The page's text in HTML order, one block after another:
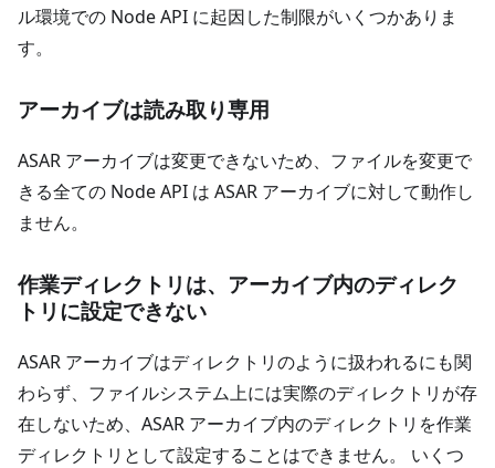
ル環境での Node API に起因した制限がいくつかありま
す。
アーカイブは読み取り専用
ASAR アーカイブは変更できないため、ファイルを変更で
きる全ての Node API は ASAR アーカイブに対して動作し
ません。
作業ディレクトリは、アーカイブ内のディレク
トリに設定できない
ASAR アーカイブはディレクトリのように扱われるにも関
わらず、ファイルシステム上には実際のディレクトリが存
在しないため、ASAR アーカイブ内のディレクトリを作業
ディレクトリとして設定することはできません。 いくつ